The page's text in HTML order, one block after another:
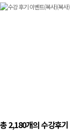
총 2,180개의 수강후기